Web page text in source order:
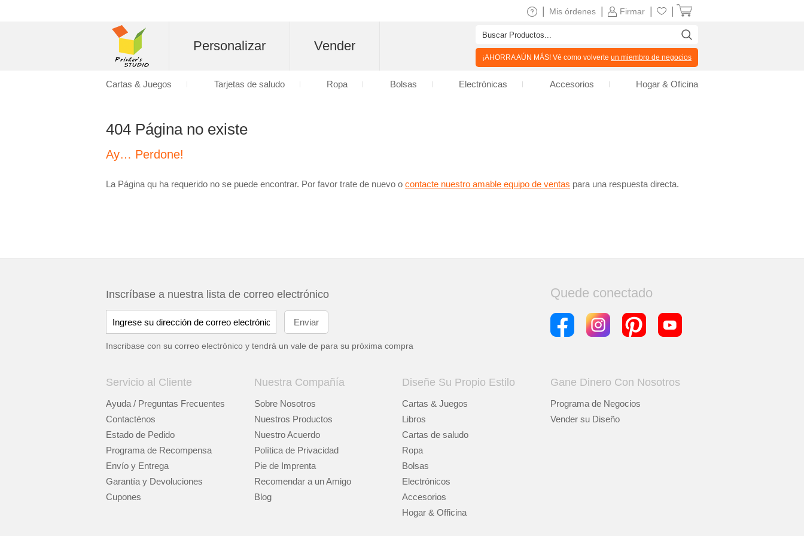
404 Página no existe
Ay… Perdone!
La Página qu ha requerido no se puede encontrar. Por favor trate de nuevo o contacte nuestro amable equipo de ventas para una respuesta directa.
Inscríbase a nuestra lista de correo electrónico
Inscribase con su correo electrónico y tendrá un vale de para su próxima compra
Quede conectado
Servicio al Cliente
Ayuda / Preguntas Frecuentes
Contacténos
Estado de Pedido
Programa de Recompensa
Envío y Entrega
Garantía y Devoluciones
Cupones
Nuestra Compañía
Sobre Nosotros
Nuestros Productos
Nuestro Acuerdo
Política de Privacidad
Pie de Imprenta
Recomendar a un Amigo
Blog
Diseñe Su Propio Estilo
Cartas & Juegos
Libros
Cartas de saludo
Ropa
Bolsas
Electrónicos
Accesorios
Hogar & Officina
Gane Dinero Con Nosotros
Programa de Negocios
Vender su Diseño
Firmar
Mis órdenes
Personalizar Vender
¡AHORRA AÚN MÁS! Vé como volverte un miembro de negocios
Cartas & Juegos Tarjetas de saludo Ropa Bolsas Electrónicas Accesorios Hogar & Oficina